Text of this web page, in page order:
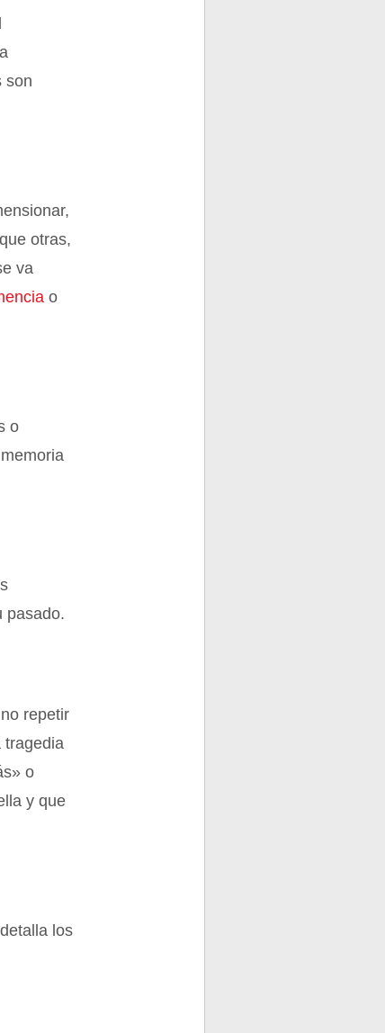
son
otras,
va
o
o
pasado.
repetir
tragedia
o
y que
los